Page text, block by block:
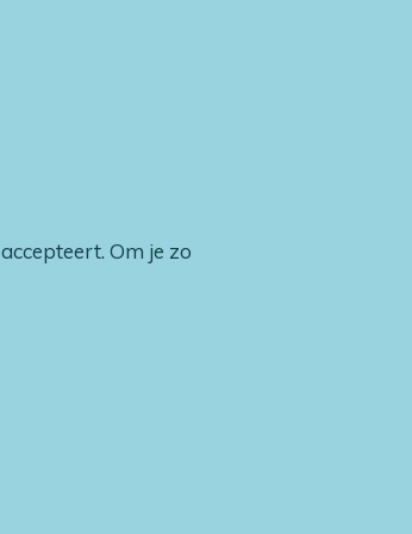
accepteert. Om je zo